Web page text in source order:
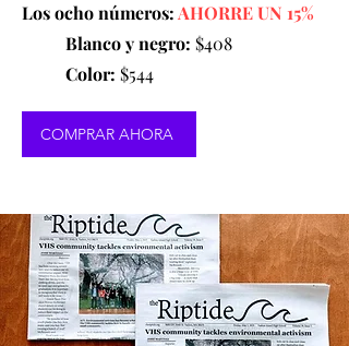
Los ocho números: AHORRE UN 15%
Blanco y negro: $408
Color: $544
COMPRAR AHORA